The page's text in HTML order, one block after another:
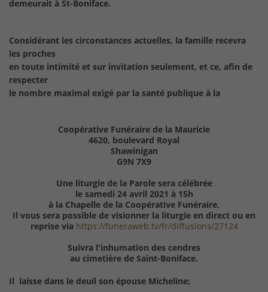
demeurait à St-Boniface.
Considérant les circonstances actuelles, la famille recevra
les proches
en toute intimité et sur invitation seulement, et ce, afin de
respecter
le nombre maximal exigé par la santé publique à la
Coopérative Funéraire de la Mauricie
4620, boulevard Royal
Shawinigan
G9N 7X9
Une liturgie de la Parole sera célébrée
le samedi 24 avril 2021 à 15h
à la Chapelle de la Coopérative Funéraire.
Il vous sera possible de visionner la liturgie en direct ou en
reprise via https://funeraweb.tv/fr/diffusions/27124
Suivra l'inhumation des cendres
au cimetière de Saint-Boniface.
Il laisse dans le deuil son épouse Micheline;